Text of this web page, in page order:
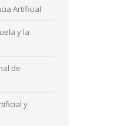
Artificial
y la
de
y